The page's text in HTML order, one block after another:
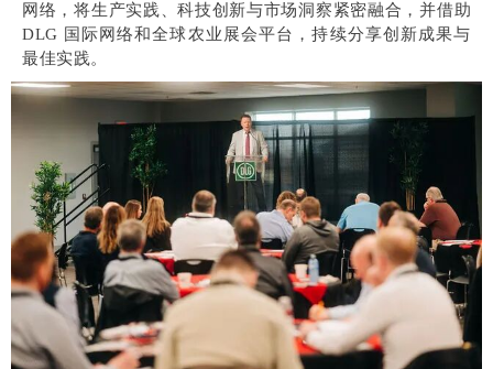
网络，将生产实践、科技创新与市场洞察紧密融合，并借助
DLG 国际网络和全球农业展会平台，持续分享创新成果与
最佳实践。